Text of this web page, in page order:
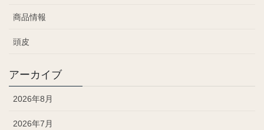
商品情報
頭皮
アーカイブ
2026年8月
2026年7月